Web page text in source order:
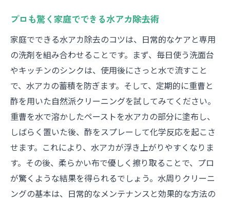
プロも驚く家庭でできる水アカ除去術
家庭でできる水アカ除去のコツは、日常的なケアと専用
の洗剤を組み合わせることです。まず、毎日使う洗面台
やキッチンのシンクは、使用後にさっと水で流すこと
で、水アカの蓄積を防ぎます。そして、定期的に重曹と
酢を用いた自然派クリーニングを試してみてください。
重曹を水で溶かしたペーストを水アカの部分に塗布し、
しばらく置いた後、酢をスプレーして化学反応を起こさ
せます。これにより、水アカが浮き上がりやすくなりま
す。その後、柔らかい布で優しく擦り取ることで、プロ
が驚くような結果を得られるでしょう。水周りクリーニ
ングの基本は、日常的なメンテナンスと効果的な方法の